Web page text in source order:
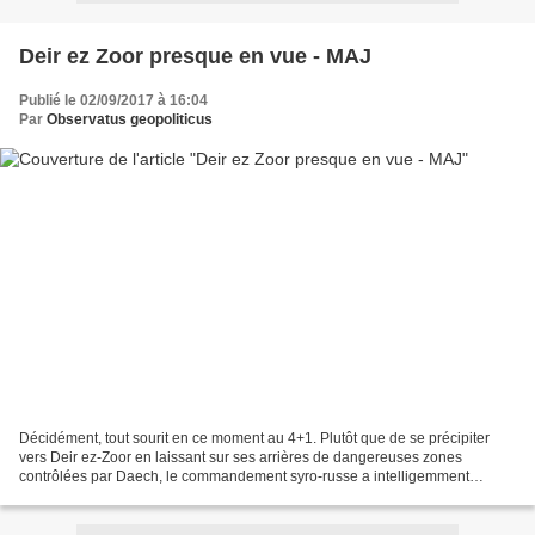
Deir ez Zoor presque en vue - MAJ
Publié le 02/09/2017 à 16:04
Par Observatus geopoliticus
Décidément, tout sourit en ce moment au 4+1. Plutôt que de se précipiter
vers Deir ez-Zoor en laissant sur ses arrières de dangereuses zones
contrôlées par Daech, le commandement syro-russe a intelligemment